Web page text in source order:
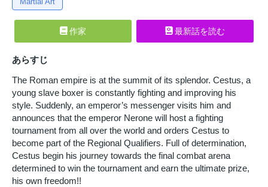
作家 最新話を読む
あらすじ
The Roman empire is at the summit of its splendor. Cestus, a
young slave boxer is constantly fighting and improving his
style. Suddenly, an emperor’s messenger visits him and
announces that the emperor Nerone will host a fighting
tournament from all over the world and orders Cestus to
become part of the Regional Qualifiers. Full of determination,
Cestus begin his journey towards the final combat arena
determined to win the tournament and earn the ultimate prize,
his own freedom!!